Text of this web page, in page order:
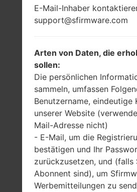
E-Mail-Inhaber
support@sfirmware.com
Arten von Daten, die
sollen:
Die persönlichen
sammeln, umfassen
Benutzername, eindeutige
unserer Website
Mail-Adresse nicht)
- E-Mail, um die
bestätigen und Ihr
zurückzusetzen, und (falls
Abonnent sind), um
Werbemitteilungen zu